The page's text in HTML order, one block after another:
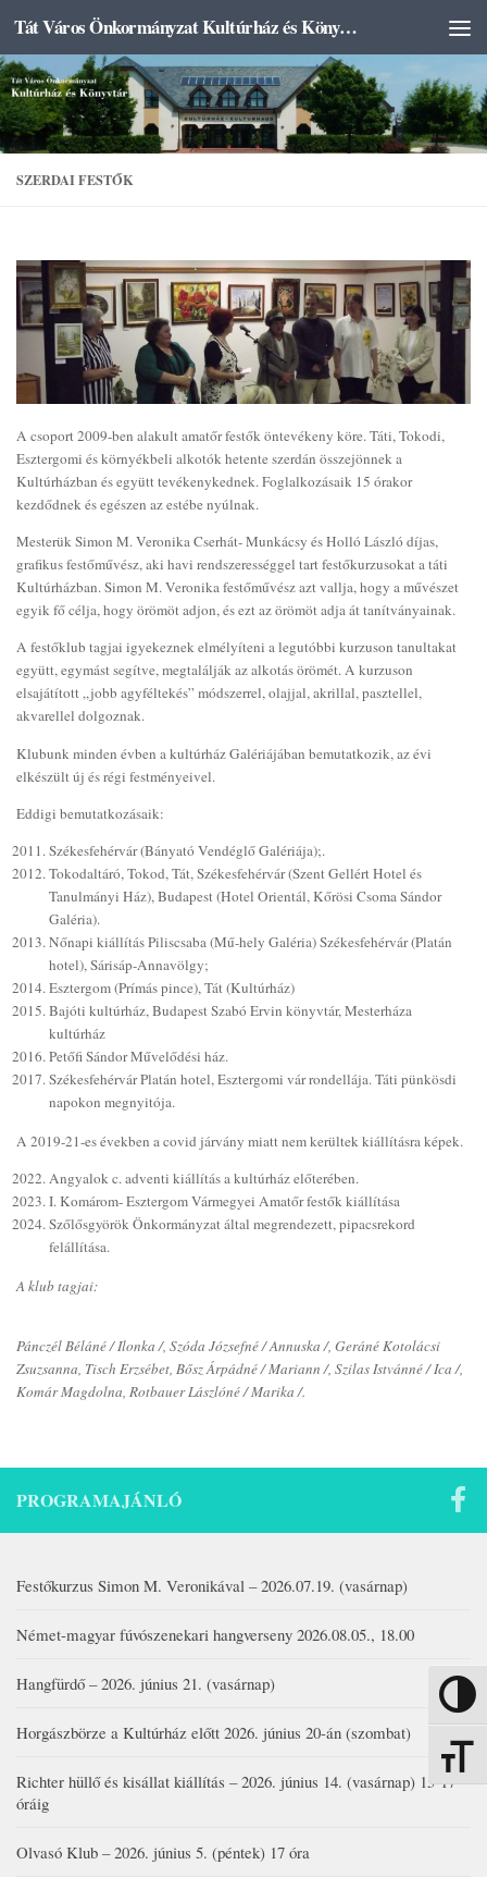
Nagy
Skip to content Tát Város Önkormányzat Kultúrház és Könyvtár
SZERDAI FESTŐK
A csoport 2009-ben alakult amatőr festők öntevékeny köre. Táti, Tokodi,
Esztergomi és környékbeli alkotók hetente szerdán összejönnek a
Kultúrházban és együtt tevékenykednek. Foglalkozásaik 15 órakor
kezdődnek és egészen az estébe nyúlnak.
Mesterük Simon M. Veronika Cserhát- Munkácsy és Holló László díjas,
grafikus festőművész, aki havi rendszerességgel tart festőkurzusokat a táti
Kultúrházban. Simon M. Veronika festőművész azt vallja, hogy a művészet
egyik fő célja, hogy örömöt adjon, és ezt az örömöt adja át tanítványainak.
A festőklub tagjai igyekeznek elmélyíteni a legutóbbi kurzuson tanultakat
együtt, egymást segítve, megtalálják az alkotás örömét. A kurzuson
elsajátított „jobb agyféltekés” módszerrel, olajjal, akrillal, pasztellel,
akvarellel dolgoznak.
Klubunk minden évben a kultúrház Galériájában bemutatkozik, az évi
elkészült új és régi festményeivel.
Eddigi bemutatkozásaik:
Székesfehérvár (Bányató Vendéglő Galériája);.
Tokodaltáró, Tokod, Tát, Székesfehérvár (Szent Gellért Hotel és
Tanulmányi Ház), Budapest (Hotel Orientál, Kőrösi Csoma Sándor
Galéria).
Nőnapi kiállítás Piliscsaba (Mű-hely Galéria) Székesfehérvár (Platán
hotel), Sárisáp-Annavölgy;
Esztergom (Prímás pince), Tát (Kultúrház)
Bajóti kultúrház, Budapest Szabó Ervin könyvtár, Mesterháza
kultúrház
Petőfi Sándor Művelődési ház.
Székesfehérvár Platán hotel, Esztergomi vár rondellája. Táti pünkösdi
napokon megnyitója.
A 2019-21-es években a covid járvány miatt nem kerültek kiállításra képek.
Angyalok c. adventi kiállítás a kultúrház előterében.
I. Komárom- Esztergom Vármegyei Amatőr festők kiállítása
Szőlősgyörök Önkormányzat által megrendezett, pipacsrekord
felállítása.
A klub tagjai:
Pánczél Béláné / Ilonka /, Szóda Józsefné / Annuska /, Geráné Kotolácsi
Zsuzsanna, Tisch Erzsébet, Bősz Árpádné / Mariann /, Szilas Istvánné / Ica /,
Komár Magdolna, Rotbauer Lászlóné / Marika /.
PROGRAMAJÁNLÓ
Festőkurzus Simon M. Veronikával – 2026.07.19. (vasárnap)
Német-magyar fúvószenekari hangverseny 2026.08.05., 18.00
Hangfürdő – 2026. június 21. (vasárnap)
Horgászbörze a Kultúrház előtt 2026. június 20-án (szombat)
Richter hüllő és kisállat kiállítás – 2026. június 14. (vasárnap) 15-17
óráig
Olvasó Klub – 2026. június 5. (péntek) 17 óra